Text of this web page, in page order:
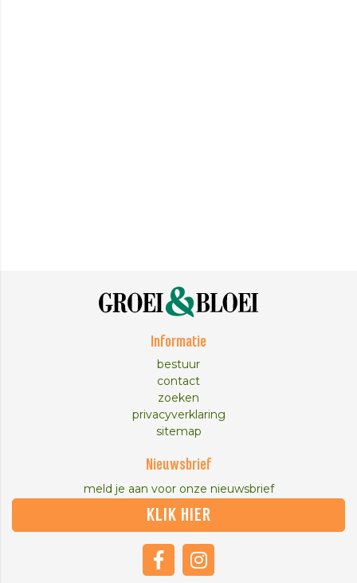
Informatie
bestuur
contact
zoeken
privacyverklaring
sitemap
Nieuwsbrief
meld je aan voor onze nieuwsbrief
KLIK HIER